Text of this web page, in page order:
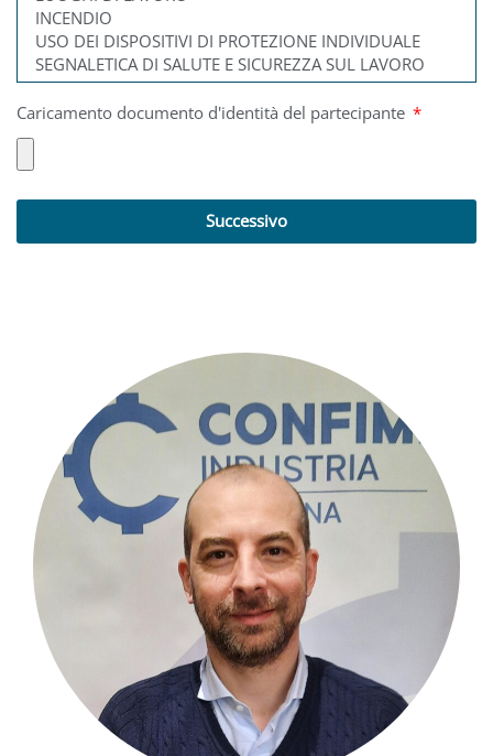
Caricamento documento d'identità del partecipante
Successivo